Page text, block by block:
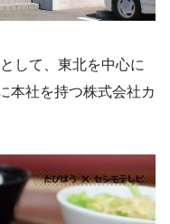
して、東北を中心に
本社を持つ株式会社カ